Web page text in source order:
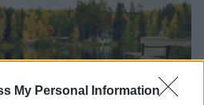
My Personal Information